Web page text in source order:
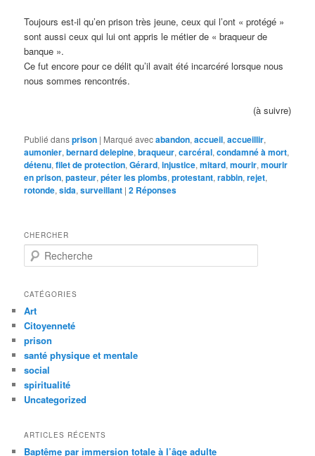
Toujours est-il qu’en prison très jeune, ceux qui l’ont « protégé »
sont aussi ceux qui lui ont appris le métier de « braqueur de
banque ».
Ce fut encore pour ce délit qu’il avait été incarcéré lorsque nous
nous sommes rencontrés.
(à suivre)
Publié dansprison | Marqué avecabandon,accueil,accueillir,
aumonier,bernard delepine,braqueur,carcéral,condamné à mort,
détenu,filet de protection,Gérard,injustice,mitard,mourir,mourir
en prison,pasteur,péter les plombs,protestant,rabbin,rejet,
rotonde,sida,surveillant |2 Réponses
CHERCHER
e
h
r
c
h
e
CATÉGORIES
Art
Citoyenneté
prison
santé physique et mentale
social
spiritualité
Uncategorized
ARTICLES RÉCENTS
Baptême par immersion totale à l’âge adulte